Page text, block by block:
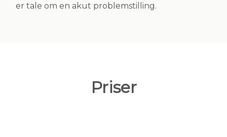
er tale om en akut problemstilling.
Priser